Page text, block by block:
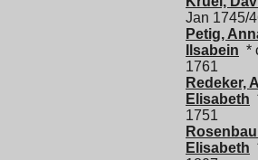
Jan 1745/
Petig,
Ilsabein *
1761
Redeker,
Elisabeth
1751
Elisabeth